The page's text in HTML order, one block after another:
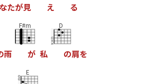
なたが見 え る
雨
F#m
が 私
D
の肩を
E